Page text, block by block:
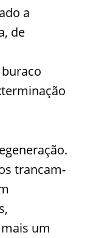
a
de
trancam-
um